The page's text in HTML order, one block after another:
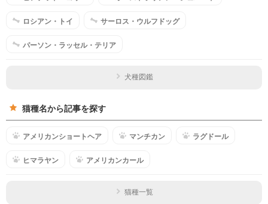
ロシアン・トイ サーロス・ウルフドッグ
パーソン・ラッセル・テリア
犬種図鑑
猫種名から記事を探す
アメリカンショートヘア マンチカン ラグドール
ヒマラヤン アメリカンカール
猫種一覧